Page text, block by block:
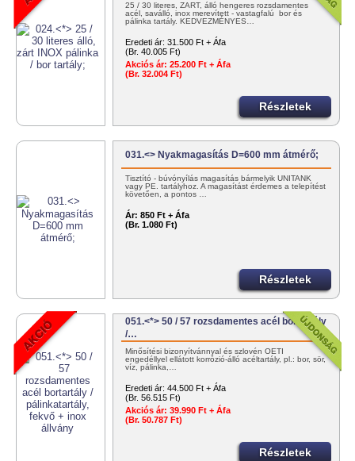
25 / 30 literes, ZÁRT, álló hengeres rozsdamentes
acél, saválló, inox merevített - vastagfalú bor és
pálinka tartály. KEDVEZMÉNYES…
Eredeti ár: 31.500 Ft + Áfa
(Br. 40.005 Ft)
Akciós ár: 25.200 Ft + Áfa
(Br. 32.004 Ft)
Részletek
031.<> Nyakmagasítás D=600 mm átmérő;
Tisztító - búvónyílás magasítás bármelyik UNITANK
vagy PE. tartályhoz. A magasítást érdemes a telepítést
követően, a pontos …
Ár: 850 Ft + Áfa
(Br. 1.080 Ft)
Részletek
051.<*> 50 / 57 rozsdamentes acél bortartály
/…
Minősítési bizonyítvánnyal és szlovén OÉTI
engedéllyel ellátott korrózió-álló acéltartály, pl.: bor, sör,
víz, pálinka,…
Eredeti ár: 44.500 Ft + Áfa
(Br. 56.515 Ft)
Akciós ár: 39.990 Ft + Áfa
(Br. 50.787 Ft)
Részletek